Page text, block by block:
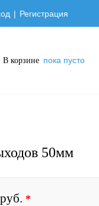
Регистрация
В корзине пока пусто
50мм
*